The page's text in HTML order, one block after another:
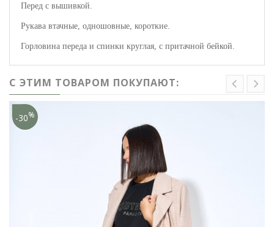
Перед с вышивкой.
Рукава втачные, одношовные, короткие.
Горловина переда и спинки круглая, с притачной бейкой.
С ЭТИМ ТОВАРОМ ПОКУПАЮТ:
-30%